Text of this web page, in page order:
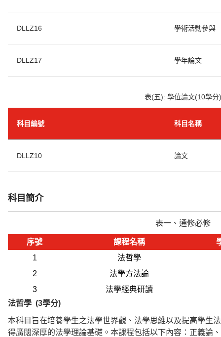
DLLZ16 學術活動參與
DLLZ17 學年論文
表(五): 學位論文(10學分)
科目編號 科目名稱
DLLZ10 論文
科目簡介
表一、通修必修
序號 課程名稱
1
法哲學
2
法學方法論
3
法學經典研讀
法哲學 (3學分)
本科目 旨在培養學生之法學世界觀、法學思維以及提高學生
得廣闊深厚的法學理論基礎。本課程包括以下內容：正義論